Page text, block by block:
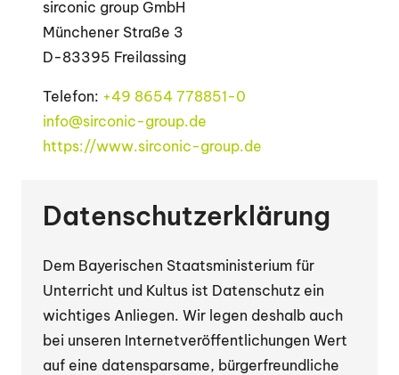
sirconic group GmbH
Münchener Straße 3
D-83395 Freilassing
Telefon: +49 8654 778851-0
info@sirconic-group.de
https://www.sirconic-group.de
Datenschutzerklärung
Dem Bayerischen Staatsministerium für
Unterricht und Kultus ist Datenschutz ein
wichtiges Anliegen. Wir legen deshalb auch
bei unseren Internetveröffentlichungen Wert
auf eine datensparsame, bürgerfreundliche